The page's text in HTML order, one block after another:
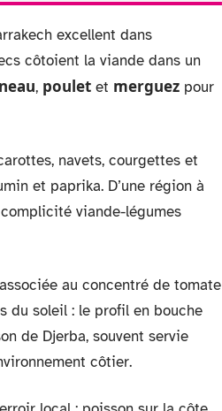
excellent dans
côtoient la viande dans un
, poulet et merguez pour
navets, courgettes et
et paprika. D’une région à
viande-légumes
au concentré de tomate
du soleil : le profil en bouche
de Djerba, souvent servie
côtier.